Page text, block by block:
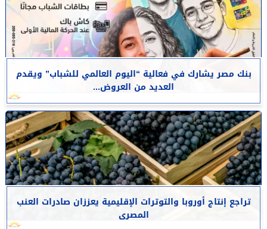
بنك مصر يشارك في فعالية “اليوم العالمي للشباب” ويقدم
العديد من العروض...
تراجع إنتاج أوروبا والتوترات الإقليمية يعززان صادرات العنب
المصرى